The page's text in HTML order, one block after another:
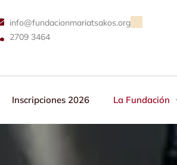
info@fundacionmariatsakos.org
2709 3464
Inscripciones 2026 La Fundación